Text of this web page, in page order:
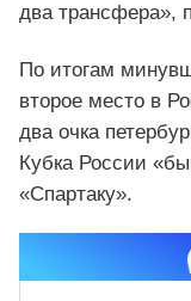
два трансфера»,
По итогам
второе место в
два очка
Кубка России
«Спартаку».